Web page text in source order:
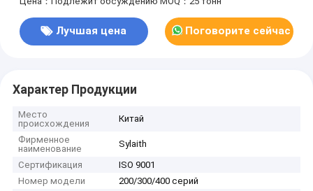
Лучшая цена Поговорите сейчас
Характер Продукции
Место
происхождения
Китай
Фирменное
наименование
Sylaith
Сертификация
ISO 9001
Номер модели
200/300/400 серий